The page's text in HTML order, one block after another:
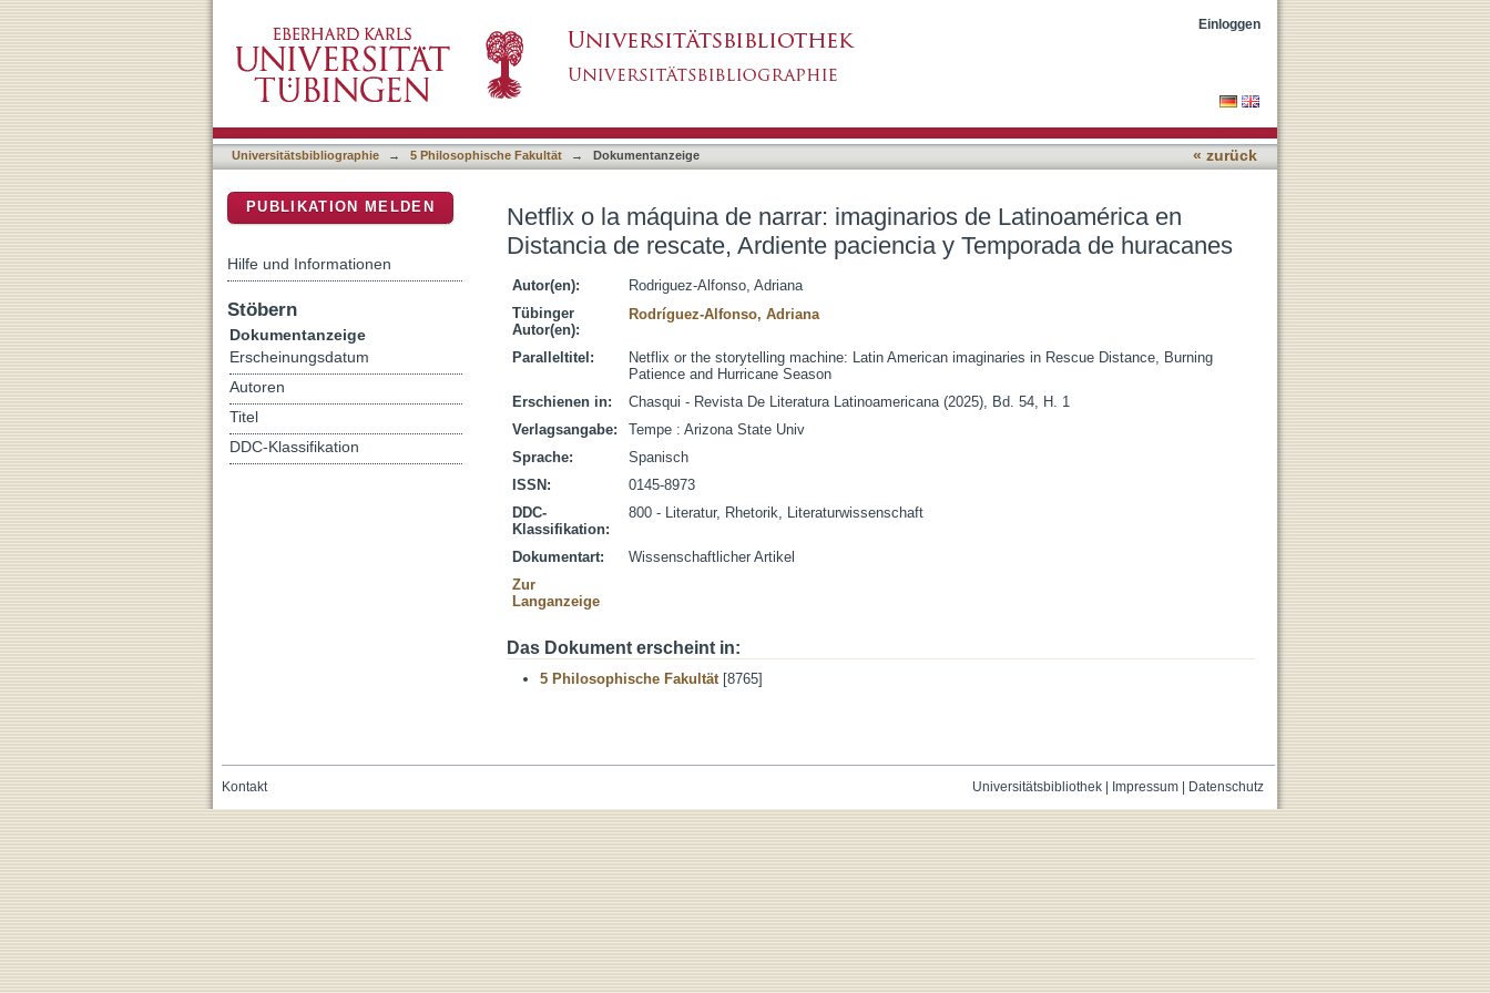
Netflix o la máquina de narrar: imaginarios de Latinoamérica en Distancia de rescate, Ardiente
paciencia y Temporada de huracanes
Einloggen
Universitätsbibliographie → 5 Philosophische Fakultät → Dokumentanzeige « zurück
Netflix o la máquina de narrar: imaginarios de Latinoamérica en
Distancia de rescate, Ardiente paciencia y Temporada de huracanes
Autor(en):
Rodriguez-Alfonso, Adriana
Tübinger
Autor(en):
Rodríguez-Alfonso, Adriana
Paralleltitel:
Netflix or the storytelling machine: Latin American imaginaries in Rescue Distance, Burning
Patience and Hurricane Season
Erschienen in:
Chasqui - Revista De Literatura Latinoamericana (2025), Bd. 54, H. 1
Verlagsangabe:
Tempe : Arizona State Univ
Sprache:
Spanisch
ISSN:
0145-8973
DDC-
Klassifikation:
800 - Literatur, Rhetorik, Literaturwissenschaft
Dokumentart:
Wissenschaftlicher Artikel
Zur
Langanzeige
Das Dokument erscheint in:
5 Philosophische Fakultät[8765]
PUBLIKATION MELDEN
Hilfe und Informationen
Stöbern
Dokumentanzeige
Erscheinungsdatum
Autoren
Titel
DDC-Klassifikation
Universitätsbibliothek| Impressum| Datenschutz
Kontakt